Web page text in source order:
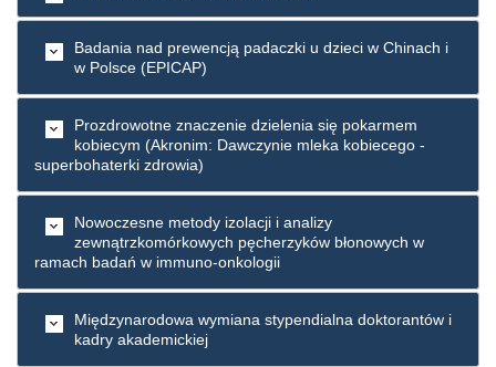
Badania nad prewencją padaczki u dzieci w Chinach i
w Polsce (EPICAP)
Prozdrowotne znaczenie dzielenia się pokarmem
kobiecym (Akronim: Dawczynie mleka kobiecego -
superbohaterki zdrowia)
Nowoczesne metody izolacji i analizy
zewnątrzkomórkowych pęcherzyków błonowych w
ramach badań w immuno-onkologii
Międzynarodowa wymiana stypendialna doktorantów i
kadry akademickiej